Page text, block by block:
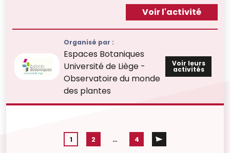
Organisé par :
Espaces Botaniques
Université de Liège -
Observatoire du monde
des plantes
Voir leurs
activités
Voir l'activité
1 2 … 4